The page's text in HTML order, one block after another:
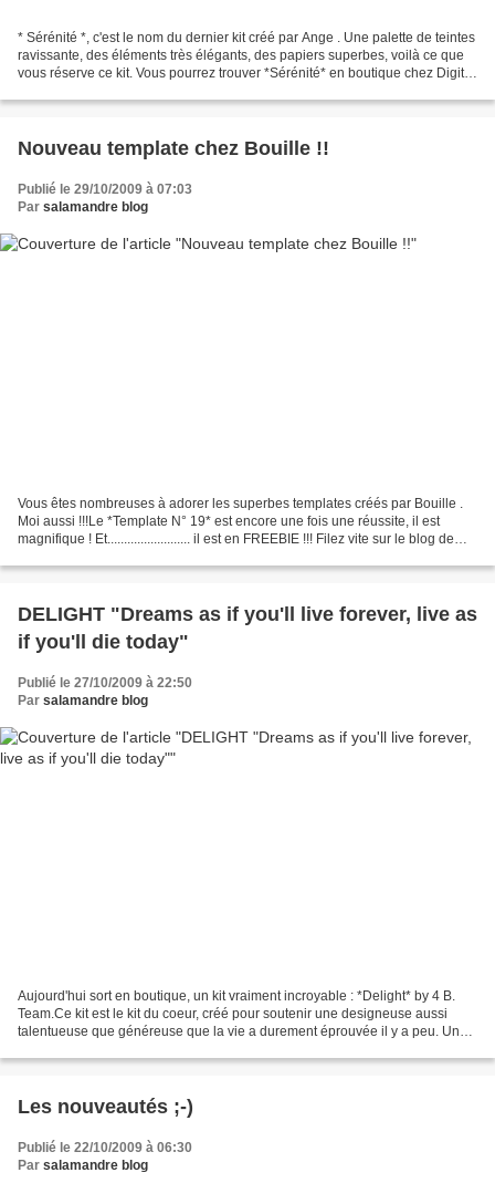
* Sérénité *, c'est le nom du dernier kit créé par Ange . Une palette de teintes
ravissante, des éléments très élégants, des papiers superbes, voilà ce que
vous réserve ce kit. Vous pourrez trouver *Sérénité* en boutique chez Digital
Nouveau template chez Bouille !!
Publié le 29/10/2009 à 07:03
Par salamandre blog
Vous êtes nombreuses à adorer les superbes templates créés par Bouille .
Moi aussi !!!Le *Template N° 19* est encore une fois une réussite, il est
magnifique ! Et......................... il est en FREEBIE !!! Filez vite sur le blog de
DELIGHT "Dreams as if you'll live forever, live as
if you'll die today"
Publié le 27/10/2009 à 22:50
Par salamandre blog
Aujourd'hui sort en boutique, un kit vraiment incroyable : *Delight* by 4 B.
Team.Ce kit est le kit du coeur, créé pour soutenir une designeuse aussi
talentueuse que généreuse que la vie a durement éprouvée il y a peu. Une
Les nouveautés ;-)
Publié le 22/10/2009 à 06:30
Par salamandre blog